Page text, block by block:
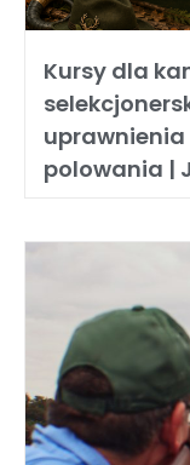
Kursy dla
polowania |